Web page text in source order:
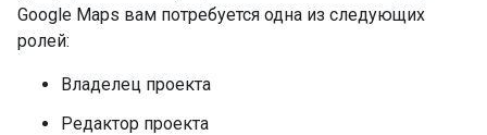
Google Maps вам потребуется одна из следующих
ролей:
Владелец проекта
Редактор проекта